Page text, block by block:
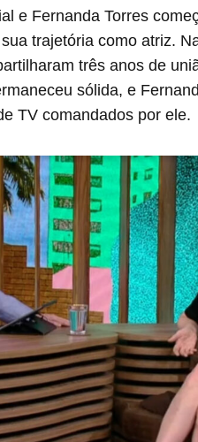
e Fernanda Torres
trajetória como atriz.
três anos de
sólida, e
TV comandados por ele.